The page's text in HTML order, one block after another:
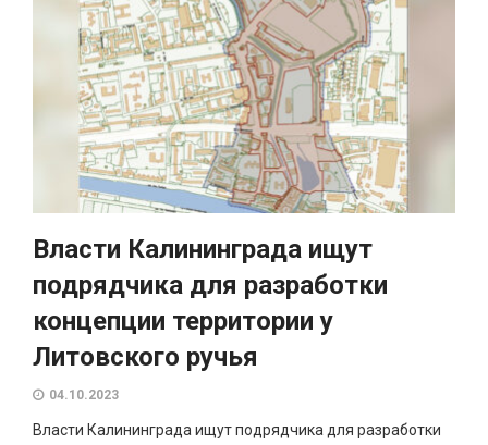
Власти Калининграда ищут
подрядчика для разработки
концепции территории у
Литовского ручья
04.10.2023
Власти Калининграда ищут подрядчика для разработки